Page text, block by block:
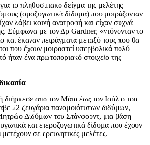
το πληθυσμιακό δείγμα της μελέτης
(ομοζυγωτικά δίδυμα) που μοιράζονταν
λάβει κοινή ανατροφή και είχαν συχνά
Σύμφωνα με τον Δρ Gardner, «ντύνονταν το
και έκαναν πειράγματα μεταξύ τους που θα
που έχουν μοιραστεί υπερβολικά πολύ
ήταν ένα πρωτοποριακό στοιχείο της
διήρκεσε από τον Μάιο έως τον Ιούλιο του
22 ζευγάρια πανομοιότυπων διδύμων,
Διδύμων του Στάνφορντ, μια βάση
και ετεροζυγωτικά δίδυμα που έχουν
σε ερευνητικές μελέτες.